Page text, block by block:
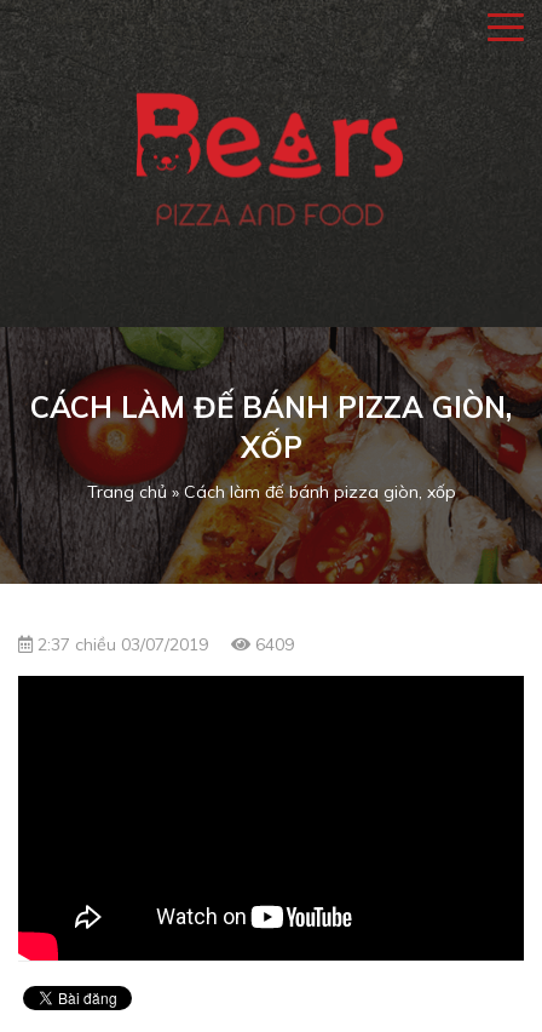
CÁCH LÀM ĐẾ BÁNH PIZZA GIÒN,
XỐP
Trang chủ »Cách làm đế bánh pizza giòn, xốp
2:37 chiều 03/07/2019 6409